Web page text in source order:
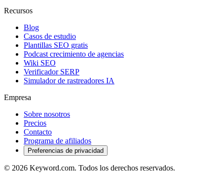
Recursos
Blog
Casos de estudio
Plantillas SEO gratis
Podcast crecimiento de agencias
Wiki SEO
Verificador SERP
Simulador de rastreadores IA
Empresa
Sobre nosotros
Precios
Contacto
Programa de afiliados
Preferencias de privacidad
© 2026 Keyword.com. Todos los derechos reservados.